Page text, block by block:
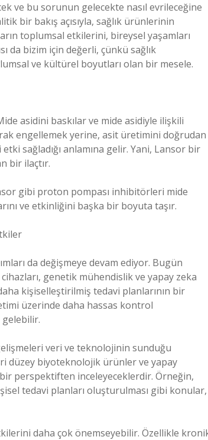
ve bu sorunun gelecekte nasıl evrileceğine
bir bakış açısıyla, sağlık ürünlerinin
toplumsal etkilerini, bireysel yaşamları
da bizim için değerli, çünkü sağlık
ve kültürel boyutları olan bir mesele.
asidini baskılar ve mide asidiyle ilişkili
engellemek yerine, asit üretimini doğrudan
sağladığı anlamına gelir. Yani, Lansor bir
bir ilaçtır.
gibi proton pompası inhibitörleri mide
ve etkinliğini başka bir boyuta taşır.
da değişmeye devam ediyor. Bugün
genetik mühendislik ve yapay zeka
kişiselleştirilmiş tedavi planlarının bir
üzerinde daha hassas kontrol
veri ve teknolojinin sunduğu
düzey biyoteknolojik ürünler ve yapay
bir perspektiften inceleyeceklerdir. Örneğin,
tedavi planları oluşturulması gibi konular,
daha çok önemseyebilir. Özellikle